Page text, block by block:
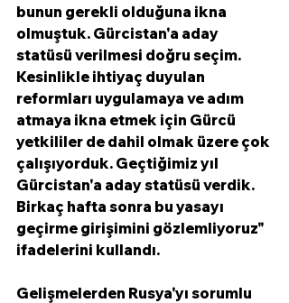
bunun gerekli olduğuna ikna
olmuştuk. Gürcistan'a aday
statüsü verilmesi doğru seçim.
Kesinlikle ihtiyaç duyulan
reformları uygulamaya ve adım
atmaya ikna etmek için Gürcü
yetkililer de dahil olmak üzere çok
çalışıyorduk. Geçtiğimiz yıl
Gürcistan'a aday statüsü verdik.
Birkaç hafta sonra bu yasayı
geçirme girişimini gözlemliyoruz"
ifadelerini kullandı.
Gelişmelerden Rusya'yı sorumlu